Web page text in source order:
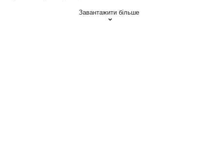
Завантажити більше